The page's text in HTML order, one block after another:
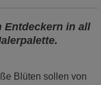
Entdeckern in all
Blüten sollen von